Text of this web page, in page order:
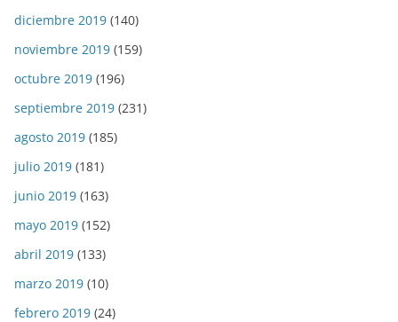
diciembre 2019 (140)
noviembre 2019 (159)
octubre 2019 (196)
septiembre 2019 (231)
agosto 2019 (185)
julio 2019 (181)
junio 2019 (163)
mayo 2019 (152)
abril 2019 (133)
marzo 2019 (10)
febrero 2019 (24)